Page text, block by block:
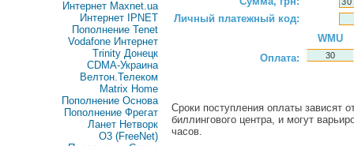
Интернет Maxnet.ua
Интернет IPNET
Пополнение Tenet
Vodafone Интернет
Trinity Донецк
CDMA-Украина
Велтон.Телеком
Matrix Home
Пополнение Основа
Пополнение Фрегат
Ланет Нетворк
O3 (FreeNet)
Личный платежный код:
Оплата:
WMU
Сроки поступления оплаты зависят
биллингового центра, и могут
часов.